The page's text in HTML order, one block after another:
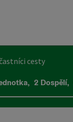
/ Účastníci cesty
a polí pro osoby
, 2 Dospělí,